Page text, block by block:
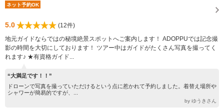
ネット予約OK
5.0
(12件)
地元ガイドならではの秘境絶景スポットへご案内します！ ADOPPUでは記念撮
影の時間を大切にしております！ ツアー中はガイドがたくさん写真を撮ってく
れます♪ ★有資格ガイド...
“大満足です！！”
ドローンで写真を撮っていただけるという点に惹かれて予約しました。着替え場所や
シャワーが簡易的ですが、...
by ゆうきさん